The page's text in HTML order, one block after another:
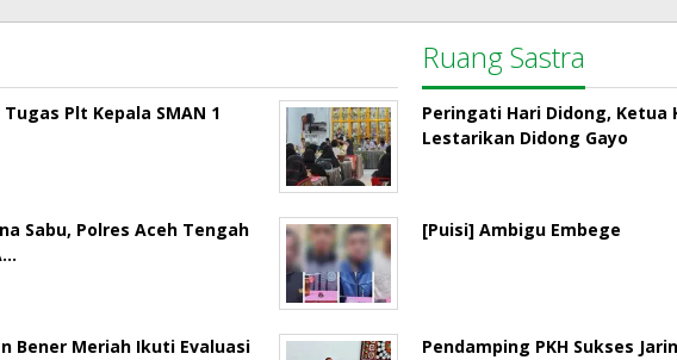
Plt Kepala SMAN 1
Sabu, Polres Aceh Tengah
Bener Meriah Ikuti Evaluasi
Ruang Sastra
Peringati Hari Didong, Ketua
Lestarikan Didong Gayo
[Puisi] Ambigu Embege
Pendamping PKH Sukses